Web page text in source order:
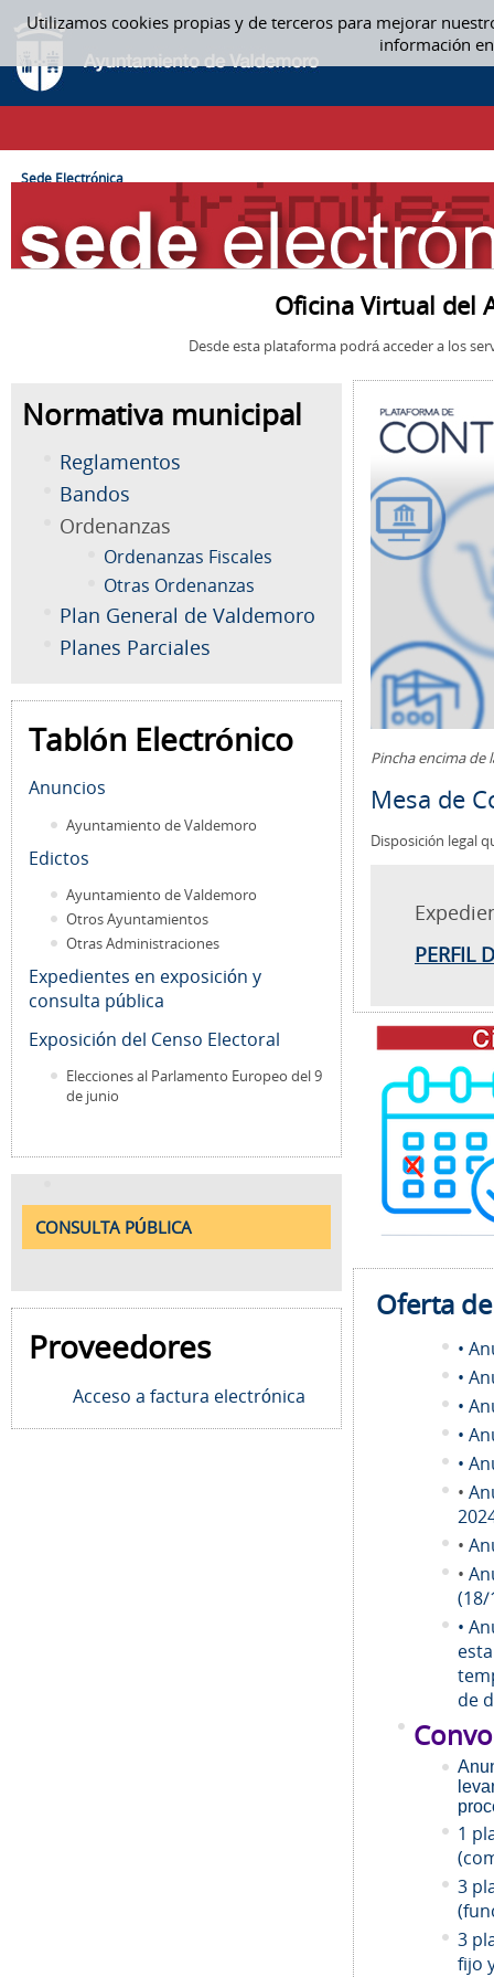
Utilizamos cookies propias y de terceros para mejorar
información
Saltar al contenido
SEDE ELECTRÓNICA
CAMINO DE MIGAS
Sede Electrónica
Oficina Virtual del
Desde esta plataforma podrá acceder a los
Normativa municipal
Reglamentos
Bandos
Ordenanzas
Ordenanzas Fiscales
Otras Ordenanzas
Plan General de Valdemoro
Planes Parciales
Tablón Electrónico
Anuncios
Ayuntamiento de Valdemoro
Edictos
Ayuntamiento de Valdemoro
Otros Ayuntamientos
Otras Administraciones
Expedientes en exposición y
consulta pública
Exposición del Censo Electoral
Elecciones al Parlamento Europeo del 9
de junio
CONSULTA PÚBLICA
Proveedores
Acceso a factura electrónica
Pincha encima de
Mesa de
Disposición legal
PERFIL
Oferta
•
•
•
•
•
•
•
•
(18/
•
de
1
3
3
fijo